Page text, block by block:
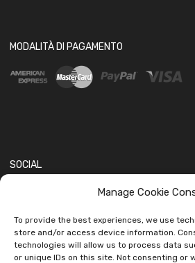
Manage Cookie
To provide the best experiences, we use
store and/or access device information.
technologies will allow us to process data
or unique IDs on this site. Not consenting or
MODALITÀ DI PAGAMENTO
SOCIAL